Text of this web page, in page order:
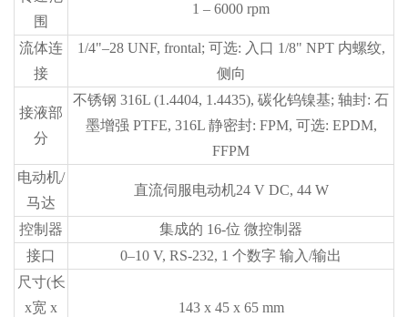
围
1 – 6000 rpm
流体连
接
1/4"–28 UNF, frontal; 可选: 入口 1/8" NPT 内螺纹,
侧向
接液部
分
不锈钢 316L (1.4404, 1.4435), 碳化钨镍基; 轴封: 石
墨增强 PTFE, 316L 静密封: FPM, 可选: EPDM,
FFPM
电动机/
马达
直流伺服电动机24 V DC, 44 W
控制器
集成的 16-位 微控制器
接口
0–10 V, RS-232, 1 个数字 输入/输出
尺寸(长
x宽 x
143 x 45 x 65 mm